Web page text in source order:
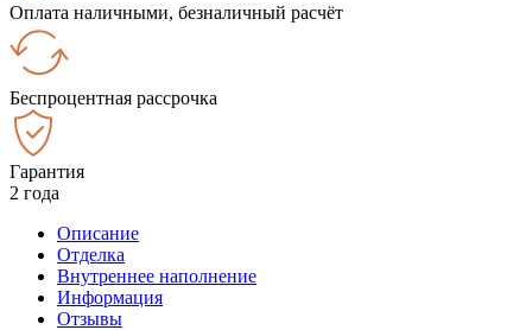
Оплата наличными, безналичный расчёт
Беспроцентная рассрочка
Гарантия
2 года
Описание
Отделка
Внутреннее наполнение
Информация
Отзывы